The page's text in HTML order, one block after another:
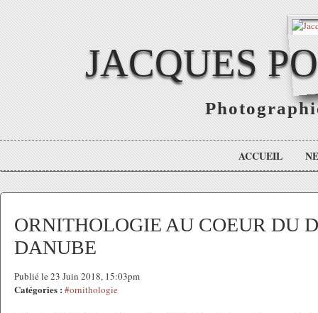
JACQUES
ACCUEIL
ORNITHOLOGIE AU COEUR DU
DANUBE
Publié le 23 Juin 2018, 15:03pm
Catégories : #ornithologie